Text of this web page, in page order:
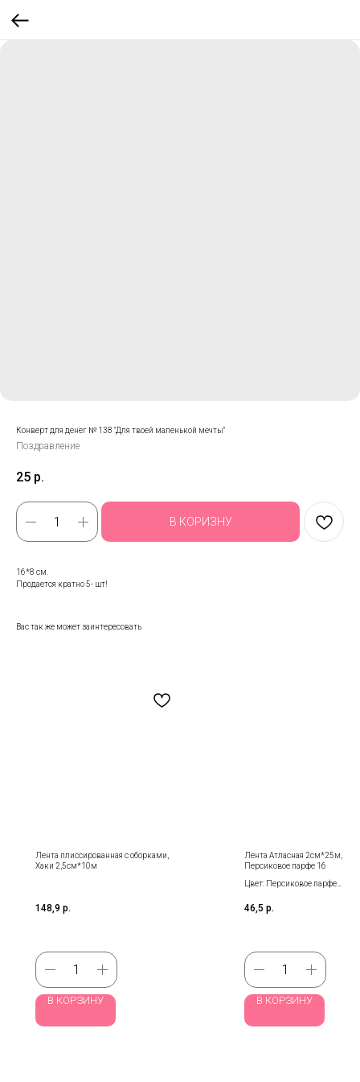
Конверт для денег № 138 "Для твоей маленькой мечты"
Поздравление
25 р.
В КОРИЗНУ
16*8 см.
Продается кратно 5- шт!
Вас так же может заинтересовать
Лента плиссированная с оборками,
Хаки 2,5см*10м
148,9 р.
В КОРЗИНУ
Лента Атласная 2см*25м,
Персиковое парфе 16
Цвет: Персиковое парфе
Количество: 1 шт
46,5 р.
В КОРЗИНУ